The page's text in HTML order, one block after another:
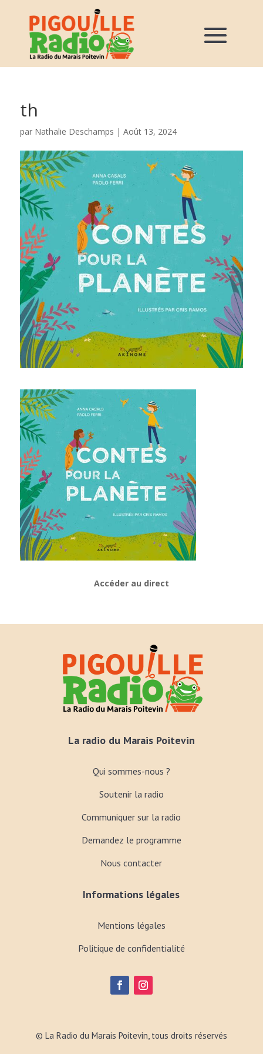
th
par Nathalie Deschamps | Août 13, 2024
Accéder au direct
La radio du Marais Poitevin
Qui sommes-nous ?
Soutenir la radio
Communiquer sur la radio
Demandez le programme
Nous contacter
Informations légales
Mentions légales
Politique de confidentialité
© La Radio du Marais Poitevin, tous droits réservés